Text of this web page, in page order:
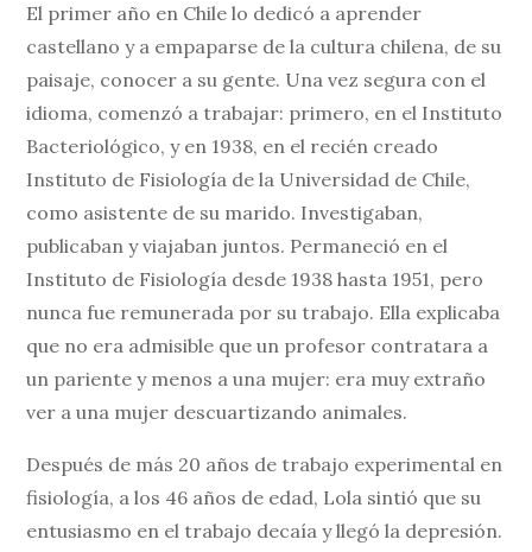
El primer año en Chile lo dedicó a aprender
castellano y a empaparse de la cultura chilena, de su
paisaje, conocer a su gente. Una vez segura con el
idioma, comenzó a trabajar: primero, en el Instituto
Bacteriológico, y en 1938, en el recién creado
Instituto de Fisiología de la Universidad de Chile,
como asistente de su marido. Investigaban,
publicaban y viajaban juntos. Permaneció en el
Instituto de Fisiología desde 1938 hasta 1951, pero
nunca fue remunerada por su trabajo. Ella explicaba
que no era admisible que un profesor contratara a
un pariente y menos a una mujer: era muy extraño
ver a una mujer descuartizando animales.
Después de más 20 años de trabajo experimental en
fisiología, a los 46 años de edad, Lola sintió que su
entusiasmo en el trabajo decaía y llegó la depresión.